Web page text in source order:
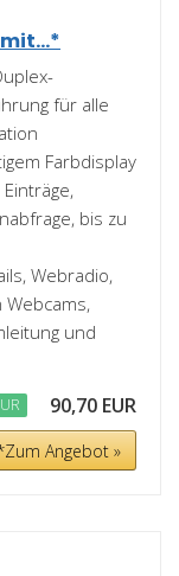
für alle
Farbdisplay
bis zu
Webradio,
Webcams,
und
90,70 EUR
Angebot »